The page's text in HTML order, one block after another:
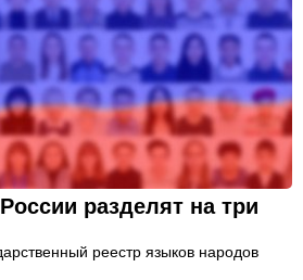
разделят на три
реестр языков народов